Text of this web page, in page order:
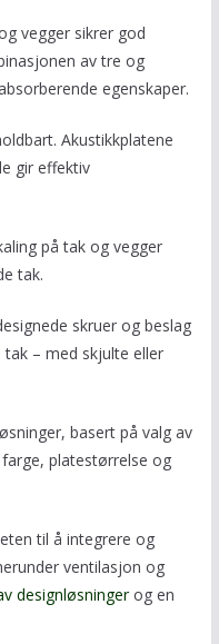
vegger sikrer god
av tre og
egenskaper.
Akustikkplatene
gir effektiv
på tak og vegger
tak.
skruer og beslag
– med skjulte eller
basert på valg av
platestørrelse og
til å integrere og
ventilasjon og
designløsningerog en